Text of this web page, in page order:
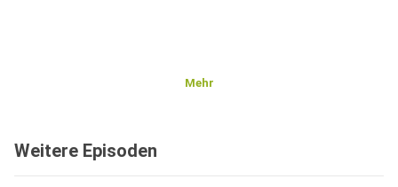
Mehr
Weitere Episoden